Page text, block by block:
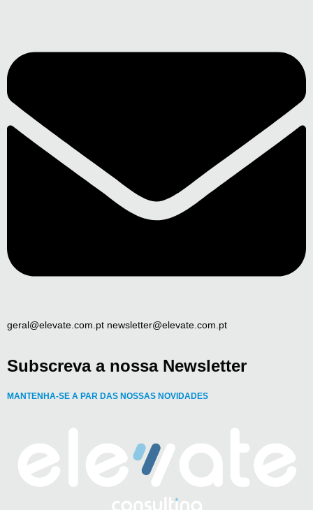
geral@elevate.com.pt newsletter@elevate.com.pt
Subscreva a nossa Newsletter
MANTENHA-SE A PAR DAS NOSSAS NOVIDADES